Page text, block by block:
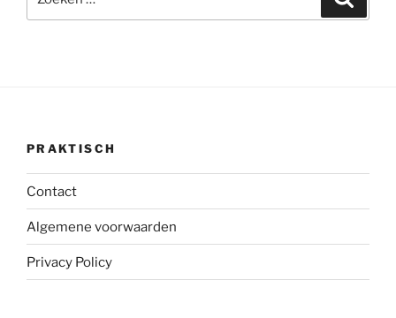
naar:
PRAKTISCH
Contact
Algemene voorwaarden
Privacy Policy